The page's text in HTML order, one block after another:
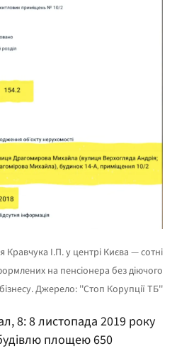
8: 8 листопада 2019 року
площею 650